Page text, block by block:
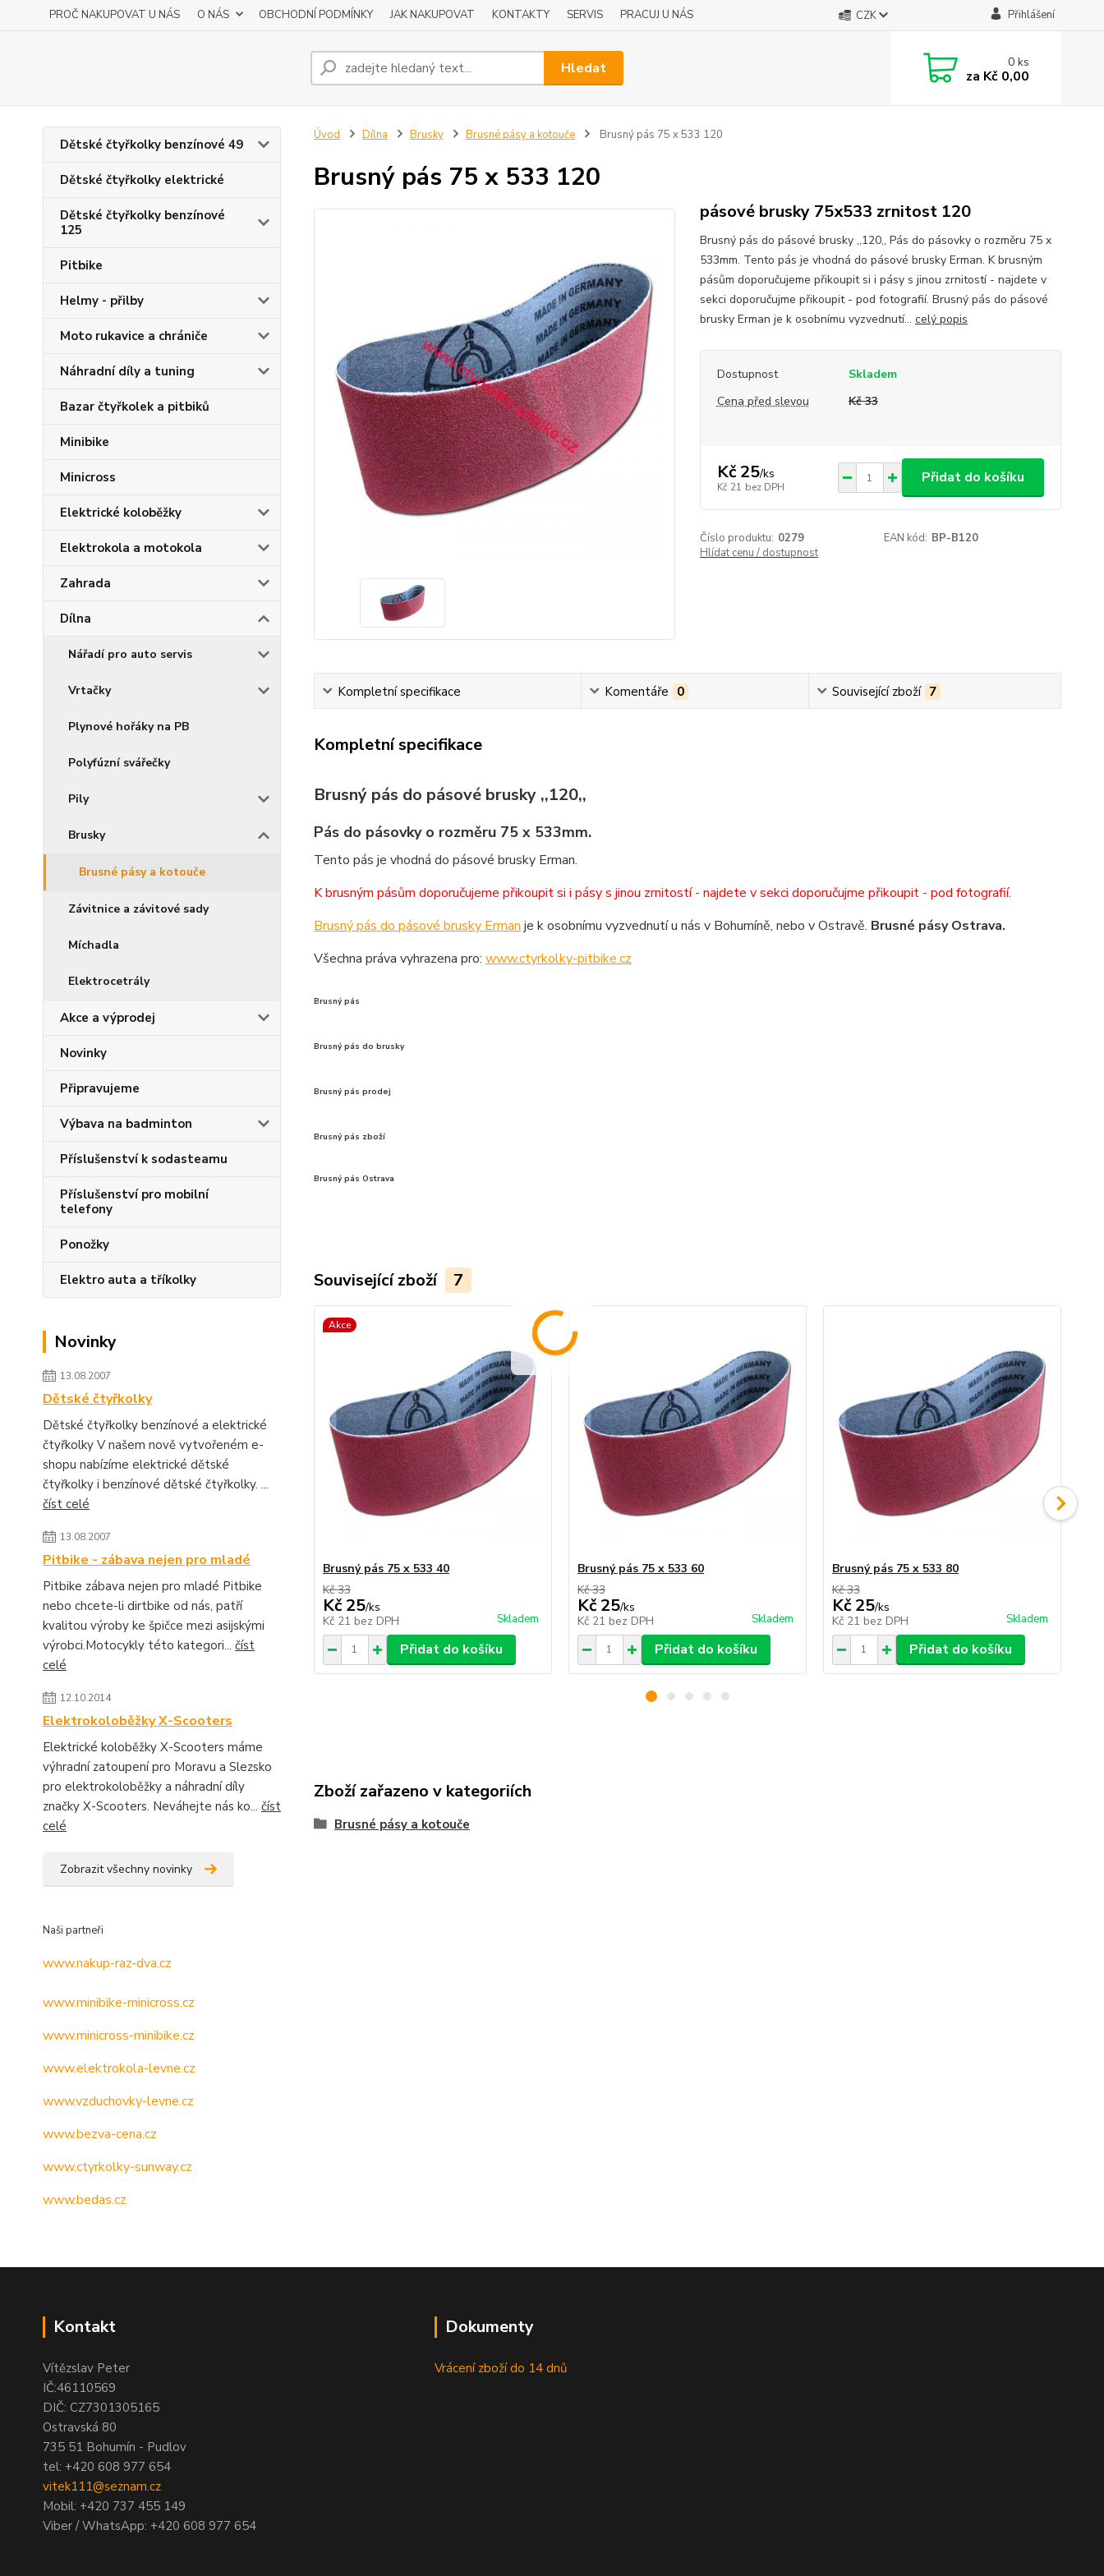
PROČ NAKUPOVAT U NÁS O NÁS OBCHODNÍ PODMÍNKY JAK NAKUPOVAT KONTAKTY SERVIS PRACUJ U NÁS CZK Přihlášení
Hledat 0ks
za Kč 0,00
Dětské čtyřkolky benzínové 49
Dětské čtyřkolky elektrické
Dětské čtyřkolky benzínové
125
Pitbike
Helmy - přilby
Moto rukavice a chrániče
Náhradní díly a tuning
Bazar čtyřkolek a pitbiků
Minibike
Minicross
Elektrické koloběžky
Elektrokola a motokola
Zahrada
Dílna
Nářadí pro auto servis
Vrtačky
Plynové hořáky na PB
Polyfúzní svářečky
Pily
Brusky
Brusné pásy a kotouče
Závitnice a závitové sady
Míchadla
Elektrocetrály
Akce a výprodej
Novinky
Připravujeme
Výbava na badminton
Příslušenství k sodasteamu
Příslušenství pro mobilní
telefony
Ponožky
Elektro auta a tříkolky
Novinky
13.08.2007
Dětské čtyřkolky
Dětské čtyřkolky benzínové a elektrické
čtyřkolky V našem nově vytvořeném e-
shopu nabízíme elektrické dětské
čtyřkolky i benzínové dětské čtyřkolky. ...
číst celé
13.08.2007
Pitbike - zábava nejen pro mladé
Pitbike zábava nejen pro mladé Pitbike
nebo chcete-li dirtbike od nás, patří
kvalitou výroby ke špičce mezi asijskými
výrobci.Motocykly této kategori... číst
celé
12.10.2014
Elektrokoloběžky X-Scooters
Elektrické koloběžky X-Scooters máme
výhradní zatoupení pro Moravu a Slezsko
pro elektrokoloběžky a náhradní díly
značky X-Scooters. Neváhejte nás ko... číst
celé
Zobrazit všechny novinky
Naši partneři
www.nakup-raz-dva.cz
www.minibike-minicross.cz
www.minicross-minibike.cz
www.elektrokola-levne.cz
www.vzduchovky-levne.cz
www.bezva-cena.cz
www.ctyrkolky-sunway.cz
www.bedas.cz
Úvod Dílna Brusky Brusné pásy a kotouče Brusný pás 75 x 533 120
Brusný pás 75 x 533 120
pásové brusky 75x533 zrnitost 120
Brusný pás do pásové brusky ,,120,, Pás do pásovky o rozměru 75 x
533mm. Tento pás je vhodná do pásové brusky Erman. K brusným
pásům doporučujeme přikoupit si i pásy s jinou zrnitostí - najdete v
sekci doporučujme přikoupit - pod fotografií. Brusný pás do pásové
brusky Erman je k osobnímu vyzvednutí... celý popis
Dostupnost
Skladem
Cena před slevou
Kč 33
Kč 25/ks
Kč 21 bez DPH
Přidat do košíku
Číslo produktu: 0279 EAN kód: BP-B120
Hlídat cenu / dostupnost
Kompletní specifikace Komentáře 0 Související zboží 7
Kompletní specifikace
Brusný pás do pásové brusky ,,120,,
Pás do pásovky o rozměru 75 x 533mm.
Tento pás je vhodná do pásové brusky Erman.
K brusným pásům doporučujeme přikoupit si i pásy s jinou zrnitostí - najdete v sekci doporučujme přikoupit - pod fotografií.
Brusný pás do pásové brusky Erman je k osobnímu vyzvednutí u nás v Bohumíně, nebo v Ostravě. Brusné pásy Ostrava.
Všechna práva vyhrazena pro: www.ctyrkolky-pitbike.cz
Brusný pás
Brusný pás do brusky
Brusný pás prodej
Brusný pás zboží
Brusný pás Ostrava
Související zboží 7
Akce
Brusný pás 75 x 533 40
Kč 33
Kč 25/ks
Kč 21 bez DPH Skladem
Přidat do košíku
Brusný pás 75 x 533 60
Kč 33
Kč 25/ks
Kč 21 bez DPH Skladem
Přidat do košíku
Brusný pás 75 x 533 80
Kč 33
Kč 25/ks
Kč 21 bez DPH Skladem
Přidat do košíku
Zboží zařazeno v kategoriích
Brusné pásy a kotouče
Kontakt
Vítězslav Peter
IČ:46110569
DIČ: CZ7301305165
Ostravská 80
735 51 Bohumín - Pudlov
tel: +420 608 977 654
vitek111@seznam.cz
Mobil: +420 737 455 149
Viber / WhatsApp: +420 608 977 654
Dokumenty
Vrácení zboží do 14 dnů